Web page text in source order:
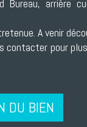
Bureau, arrière
A venir
contacter pour
DU BIEN